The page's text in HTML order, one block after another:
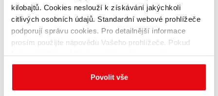
kilobajtů. Cookies neslouží k získávání jakýchkoli
citlivých osobních údajů. Standardní webové prohlížeče
podporují správu cookies. Pro detailnější informace
prosím použijte nápovědu Vašeho prohlížeče. Pokud
budeme vycházet z toho, že souhlasíte s využíváním
Povolit vše
PERGOLA DO TÝDNE